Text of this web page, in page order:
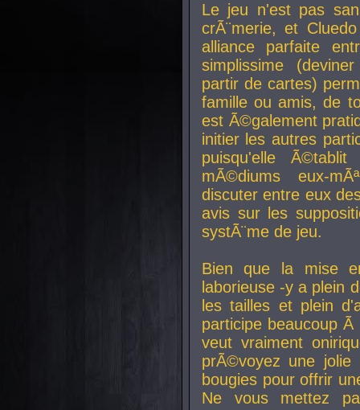
Le jeu n'est pas
crÃ¨merie, et
alliance parfaite
simplissime
partir de cartes)
famille ou amis, de
est Ã©galement
initier les autres
puisqu'elle
mÃ©diums eux-
discuter entre eux
avis sur les
systÃ¨me de jeu.
Bien que la mise
laborieuse -y a plein
les tailles et plein
participe beaucoup
veut vraiment
prÃ©voyez une
bougies pour offrir
Ne vous mettez